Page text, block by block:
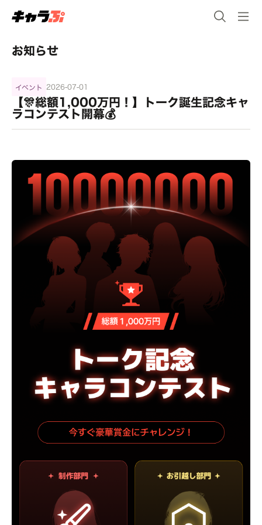
お知らせ
イベント 2026-07-01
【🎊総額1,000万円！】トーク誕生記念キャ
ラコンテスト開幕💰